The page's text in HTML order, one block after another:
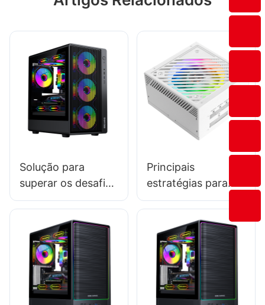
Solução para
superar os desafios
de armazenamento
fabricação de
gabinetes para PC
gamer.
Principais
estratégias para
marketing de
alimentação para
PC como
fabricante